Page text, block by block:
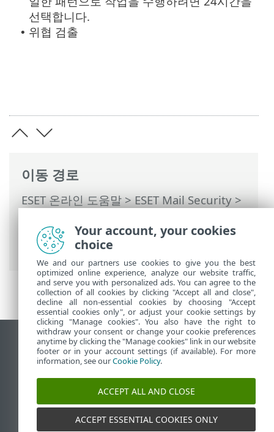
이동 경로
ESET 온라인 도움말>ESET Mail Security>
케줄러> 스케줄러 - 작업 추가> 이벤트가
트리거됨
선택합니다.
• 위협 검출
데스크톱 사이트 보기
End of Life
ESET 지식 베이스
ESET Status Portal
국가별 지원
Your account, your cookies
choice
We and our partners use cookies to give you the best
optimized online experience, analyze our website traffic,
and serve you with personalized ads. You can agree to the
collection of all cookies by clicking "Accept all and close",
decline all non-essential cookies by choosing "Accept
essential cookies only", or adjust your cookie settings by
clicking "Manage cookies". You also have the right to
withdraw your consent or change your cookie preferences
anytime by clicking the "Manage cookies" link in our website
footer or in your account settings (if available). For more
information, see ourCookie Policy.
ACCEPT ALL AND CLOSE
ACCEPT ESSENTIAL COOKIES ONLY